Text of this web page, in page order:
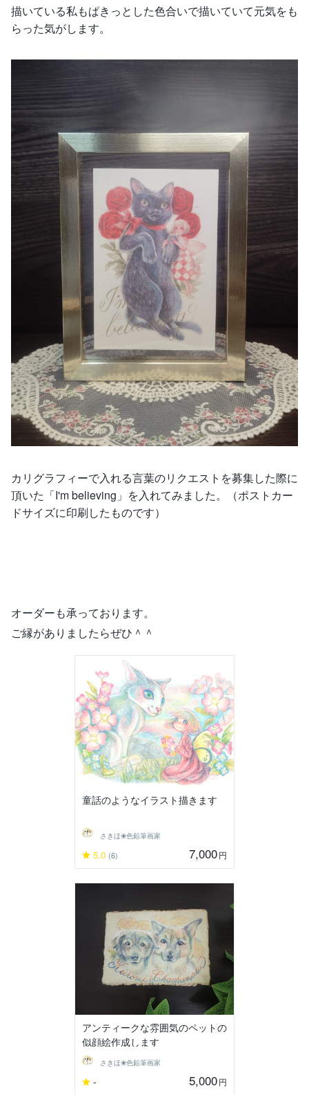
描いている私もぱきっとした色合いで描いていて元気をも
らった気がします。
カリグラフィーで入れる言葉のリクエストを募集した際に
頂いた「I'm believing」を入れてみました。（ポストカー
ドサイズに印刷したものです）
オーダーも承っております。
ご縁がありましたらぜひ＾＾
童話のようなイラスト描きます
さきほ❀色鉛筆画家
5.0 (6) 7,000円
アンティークな雰囲気のペットの
似顔絵作成します
さきほ❀色鉛筆画家
- 5,000円